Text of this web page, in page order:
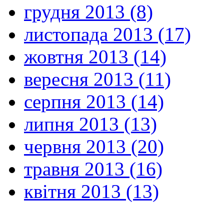
грудня 2013 (8)
листопада 2013 (17)
жовтня 2013 (14)
вересня 2013 (11)
серпня 2013 (14)
липня 2013 (13)
червня 2013 (20)
травня 2013 (16)
квітня 2013 (13)